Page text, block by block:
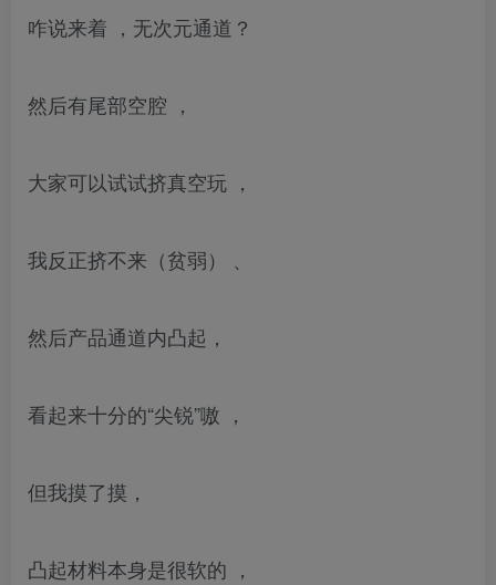
咋说来着 ，无次元通道？
然后有尾部空腔 ，
大家可以试试挤真空玩 ，
我反正挤不来（贫弱） 、
然后产品通道内凸起，
看起来十分的“尖锐”嗷 ，
但我摸了摸，
凸起材料本身是很软的 ，